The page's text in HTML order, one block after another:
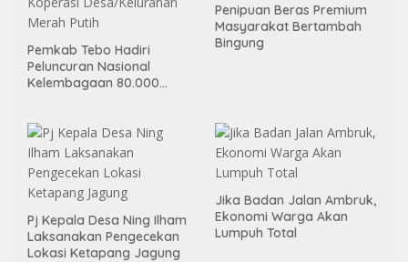
Pemkab Tebo Hadiri
Peluncuran Nasional
Kelembagaan 80.000
Penipuan Beras Premium
Masyarakat Bertambah
Bingung
Pj Kepala Desa Ning Ilham
Laksanakan Pengecekan
Lokasi Ketapang Jagung
Jika Badan Jalan Ambruk,
Ekonomi Warga Akan
Lumpuh Total